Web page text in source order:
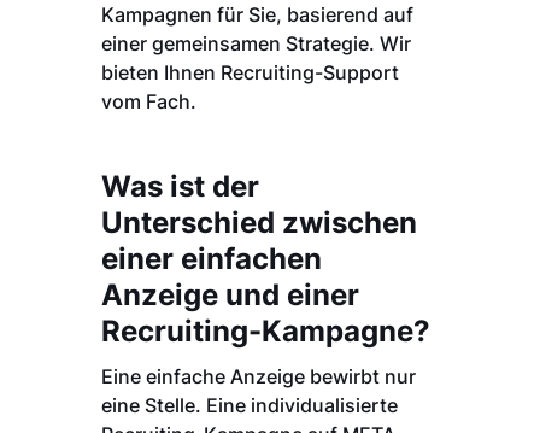
Kampagnen für Sie, basierend auf
einer gemeinsamen Strategie. Wir
bieten Ihnen Recruiting-Support
vom Fach.
Was ist der
Unterschied zwischen
einer einfachen
Anzeige und einer
Recruiting-Kampagne?
Eine einfache Anzeige bewirbt nur
eine Stelle. Eine individualisierte